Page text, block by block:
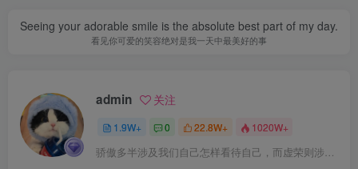
Seeing your adorable smile is the absolute best part of my day.
看见你可爱的笑容绝对是我一天中最美好的事
admin 关注
1.9W+ 0 22.8W+ 1020W+
骄傲多半涉及我们自己怎样看待自己，而虚荣则涉及我们想别人怎样看我们